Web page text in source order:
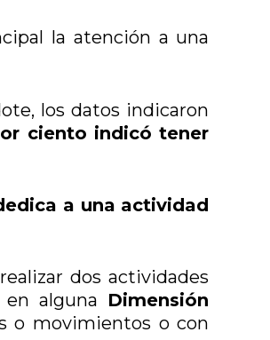
la atención a una
los datos indicaron
ciento indicó tener
a una actividad
dos actividades
alguna Dimensión
o movimientos o con